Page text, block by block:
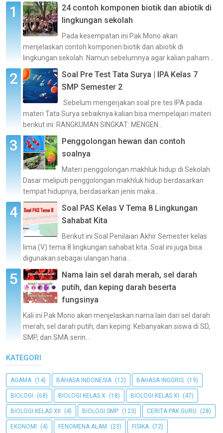
24 contoh komponen biotik dan abiotik di
lingkungan sekolah
Pada kesempatan ini Pak Mono akan
menjelaskan contoh komponen biotik dan abiotik di
lingkungan sekolah. Namun sebelumnya agar kalian paham...
Soal Pre Test Tata Surya | IPA Kelas 7
SMP Semester 2
Sebelum mengerjakan soal pre tes IPA pada
materi Tata Surya sebaiknya kalian bisa mempelajari materi
berikut ini: RANGKUMAN SINGKAT: MENGEN...
Penggolongan hewan dan contoh
soalnya
Materi penggolongan makhluk hidup di Sekolah
Dasar meliputi penggolongan makhluk hidup berdasarkan
tempat hidupnya, berdasarkan jenis maka...
Soal PAS Kelas V Tema 8 Lingkungan
Sahabat Kita
Berikut ini Soal Penilaian Akhir Semester kelas
lima (V) tema 8 lingkungan sahabat kita. Soal ini juga bisa
digunakan sebagai ulangan haria...
Nama lain sel darah merah, sel darah
putih, dan keping darah beserta
fungsinya
Kali ini Pak Mono akan menjelaskan nama lain dari sel darah
merah, sel darah putih, dan keping. Kebanyakan siswa di SD,
SMP, dan SMA serin...
KATEGORI
AGAMA (14) BAHASA INDONESIA (12) BAHASA INGGRIS (19)
BIOLOGI (68) BIOLOGI KELAS X (18) BIOLOGI KELAS XI (47)
BIOLOGI KELAS XII (4) BIOLOGI SMP (123) CERITA PAK GURU (28)
EKONOMI (4) FENOMENA ALAM (23) FISIKA (72)